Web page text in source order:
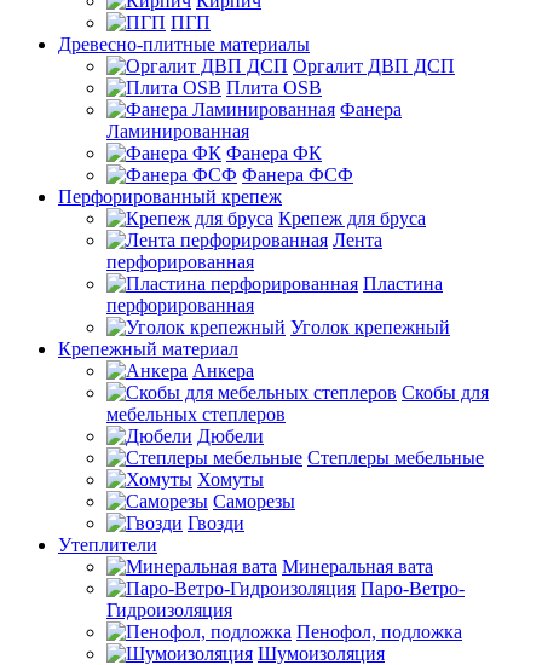
ПГП
Древесно-плитные материалы
Оргалит ДВП ДСП
Плита OSB
Фанера
Ламинированная
Фанера ФК
Фанера ФСФ
Перфорированный крепеж
Крепеж для бруса
Лента
перфорированная
Пластина
перфорированная
Уголок крепежный
Крепежный материал
Анкера
Скобы для
мебельных степлеров
Дюбели
Степлеры мебельные
Хомуты
Саморезы
Гвозди
Утеплители
Минеральная вата
Паро-Ветро-
Гидроизоляция
Пенофол, подложка
Шумоизоляция